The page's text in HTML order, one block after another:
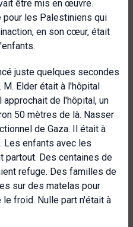
être mis en œuvre.
pour les Palestiniens qui
en son cœur, était
juste quelques secondes
Elder était à l'hôpital
de l'hôpital, un
50 mètres de là. Nasser
de Gaza. Il était à
Les enfants avec les
partout. Des centaines de
refuge. Des familles de
sur des matelas pour
froid. Nulle part n'était à